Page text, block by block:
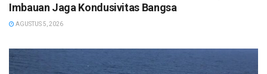
Imbauan Jaga Kondusivitas Bangsa
AGUSTUS 5, 2026